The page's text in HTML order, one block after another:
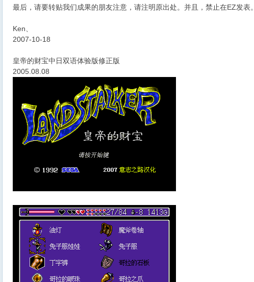
最后，请要转贴我们成果的朋友注意，请注明原出处。并且，禁止在EZ发表。
Ken、
2007-10-18
皇帝的财宝中日双语体验版修正版
2005.08.08